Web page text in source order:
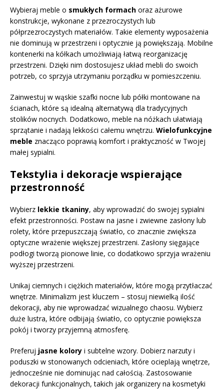
Wybieraj meble o smukłych formach oraz ażurowe
konstrukcje, wykonane z przezroczystych lub
półprzezroczystych materiałów. Takie elementy wyposażenia
nie dominują w przestrzeni i optycznie ją powiększają. Mobilne
kontenerki na kółkach umożliwiają łatwą reorganizację
przestrzeni. Dzięki nim dostosujesz układ mebli do swoich
potrzeb, co sprzyja utrzymaniu porządku w pomieszczeniu.
Zainwestuj w wąskie szafki nocne lub półki montowane na
ścianach, które są idealną alternatywą dla tradycyjnych
stolików nocnych. Dodatkowo, meble na nóżkach ułatwiają
sprzątanie i nadają lekkości całemu wnętrzu. Wielofunkcyjne
meble znacząco poprawią komfort i praktyczność w Twojej
małej sypialni.
Tekstylia i dekoracje wspierające
przestronność
Wybierz lekkie tkaniny, aby wprowadzić do swojej sypialni
efekt przestronności. Postaw na jasne i zwiewne zasłony lub
rolety, które przepuszczają światło, co znacznie zwiększa
optyczne wrażenie większej przestrzeni. Zasłony sięgające
podłogi tworzą pionowe linie, co dodatkowo sprzyja wrażeniu
wyższej przestrzeni.
Unikaj ciemnych i ciężkich materiałów, które mogą przytłaczać
wnętrze. Minimalizm jest kluczem – stosuj niewielką ilość
dekoracji, aby nie wprowadzać wizualnego chaosu. Wybierz
duże lustra, które odbijają światło, co optycznie powiększa
pokój i tworzy przyjemną atmosferę.
Preferuj jasne kolory i subtelne wzory. Dobierz narzuty i
poduszki w stonowanych odcieniach, które ocieplają wnętrze,
jednocześnie nie dominując nad całością. Zastosowanie
dekoracji funkcjonalnych, takich jak organizery na kosmetyki